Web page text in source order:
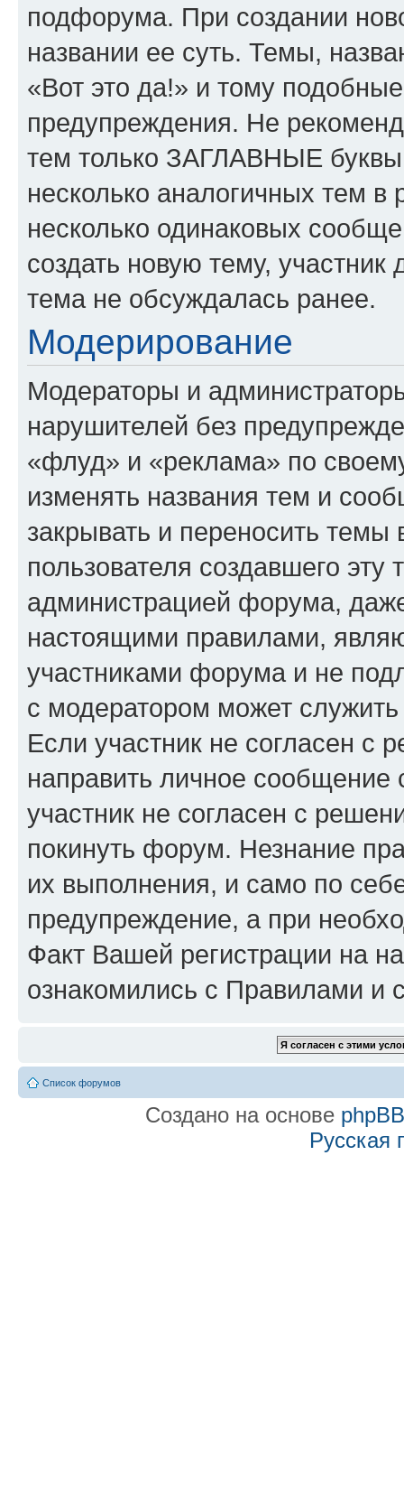
подфорума. При создании
названии ее суть. Темы,
«Вот это да!» и тому
предупреждения. Не
тем только ЗАГЛАВНЫЕ
несколько аналогичных тем
несколько одинаковых
создать новую тему,
тема не обсуждалась ранее.
Модерирование
Модераторы и
нарушителей без
«флуд» и «реклама» по
изменять названия тем и
закрывать и переносить
пользователя создавшего
администрацией форума,
настоящими правилами,
участниками форума и не
с модератором может
Если участник не согласен с
направить личное
участник не согласен с
покинуть форум. Незнание
их выполнения, и само по
предупреждение, а при
Факт Вашей регистрации на
ознакомились с Правилами и
Список форумов
Создано на основе phpBB
Русская